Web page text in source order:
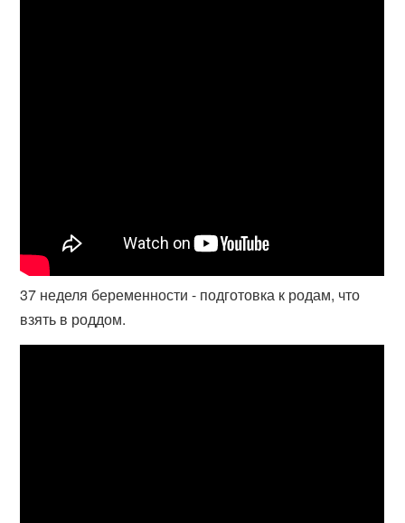
37 неделя беременности - подготовка к родам, что
взять в роддом.